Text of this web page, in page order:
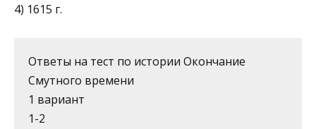
4) 1615 г.
Ответы на тест по истории Окончание
Смутного времени
1 вариант
1-2